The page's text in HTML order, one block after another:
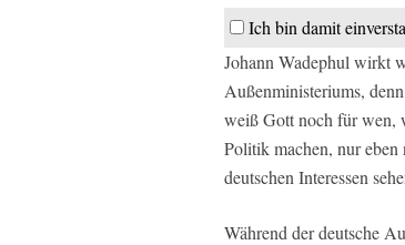
Ich bin damit
Johann Wadephul wirkt
Außenministeriums,
weiß Gott noch für wen,
Politik machen, nur
deutschen Interessen
Während der deutsche